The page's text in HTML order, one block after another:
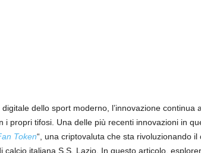
dello sport moderno, l’innovazione continua
i propri tifosi. Una delle più recenti innovazioni in
Token“, una criptovaluta che sta rivoluzionando il
calcio italiana S.S. Lazio. In questo articolo,